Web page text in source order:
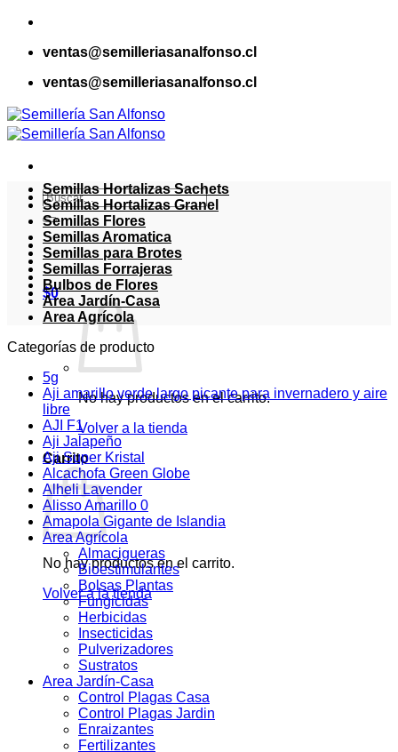
Saltar
contenidoventas@semilleriasanalfonso.cl
ventas@semilleriasanalfonso.cl
Buscar
por:
$0
No hay productos en el carrito.
Volver a la tienda
Carrito
No hay productos en el carrito.
Volver a la tienda
Semillas Hortalizas Sachets
Semillas Hortalizas Granel
Semillas Flores
Semillas Aromatica
Semillas para Brotes
Semillas Forrajeras
Bulbos de Flores
Area Jardín-Casa
Area Agrícola
Categorías de producto
5g
Aji amarillo verde largo picante para invernadero y aire
libre
AJI F1
Aji Jalapeño
Aji Super Kristal
Alcachofa Green Globe
Alheli Lavender
Alisso Amarillo 0
Amapola Gigante de Islandia
Area Agrícola
Almacigueras
Bioestimulantes
Bolsas Plantas
Fungicidas
Herbicidas
Insecticidas
Pulverizadores
Sustratos
Area Jardín-Casa
Control Plagas Casa
Control Plagas Jardin
Enraizantes
Fertilizantes